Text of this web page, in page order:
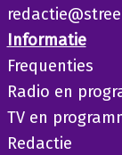
Informatie
Frequenties
Radio en
TV en
Redactie